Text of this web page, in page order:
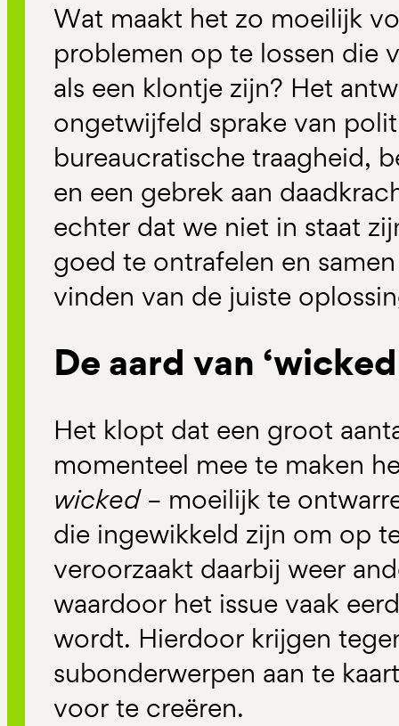
Wat maakt het zo moeilijk
problemen op te lossen die
als een klontje zijn? Het
ongetwijfeld sprake van
bureaucratische traagheid,
en een gebrek aan
echter dat we niet in staat
goed te ontrafelen en
vinden van de juiste
De aard van
Het klopt dat een groot
momenteel mee te maken
wicked– moeilijk te
die ingewikkeld zijn om op
veroorzaakt daarbij weer
waardoor het issue vaak
wordt. Hierdoor krijgen
subonderwerpen aan te
voor te creëren.